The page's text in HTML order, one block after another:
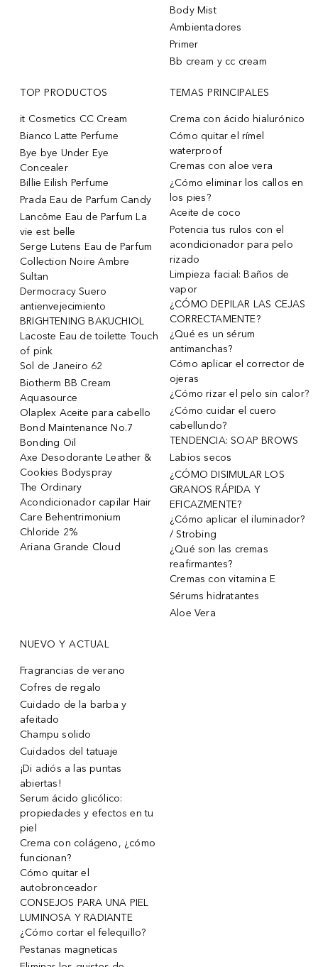
Body Mist
Ambientadores
Primer
Bb cream y cc cream
TOP PRODUCTOS
it Cosmetics CC Cream
Bianco Latte Perfume
Bye bye Under Eye
Concealer
Billie Eilish Perfume
Prada Eau de Parfum Candy
Lancôme Eau de Parfum La
vie est belle
Serge Lutens Eau de Parfum
Collection Noire Ambre
Sultan
Dermocracy Suero
antienvejecimiento
BRIGHTENING BAKUCHIOL
Lacoste Eau de toilette Touch
of pink
Sol de Janeiro 62
Biotherm BB Cream
Aquasource
Olaplex Aceite para cabello
Bond Maintenance No.7
Bonding Oil
Axe Desodorante Leather &
Cookies Bodyspray
The Ordinary
Acondicionador capilar Hair
Care Behentrimonium
Chloride 2%
Ariana Grande Cloud
TEMAS PRINCIPALES
Crema con ácido hialurónico
Cómo quitar el rímel
waterproof
Cremas con aloe vera
¿Cómo eliminar los callos en
los pies?
Aceite de coco
Potencia tus rulos con el
acondicionador para pelo
rizado
Limpieza facial: Baños de
vapor
¿CÓMO DEPILAR LAS CEJAS
CORRECTAMENTE?
¿Qué es un sérum
antimanchas?
Cómo aplicar el corrector de
ojeras
¿Cómo rizar el pelo sin calor?
¿Cómo cuidar el cuero
cabellundo?
TENDENCIA: SOAP BROWS
Labios secos
¿CÓMO DISIMULAR LOS
GRANOS RÁPIDA Y
EFICAZMENTE?
¿Cómo aplicar el iluminador?
/ Strobing
¿Qué son las cremas
reafirmantes?
Cremas con vitamina E
Sérums hidratantes
Aloe Vera
NUEVO Y ACTUAL
Fragrancias de verano
Cofres de regalo
Cuidado de la barba y
afeitado
Champu solido
Cuidados del tatuaje
¡Di adiós a las puntas
abiertas!
Serum ácido glicólico:
propiedades y efectos en tu
piel
Crema con colágeno, ¿cómo
funcionan?
Cómo quitar el
autobronceador
CONSEJOS PARA UNA PIEL
LUMINOSA Y RADIANTE
¿Cómo cortar el felequillo?
Pestanas magneticas